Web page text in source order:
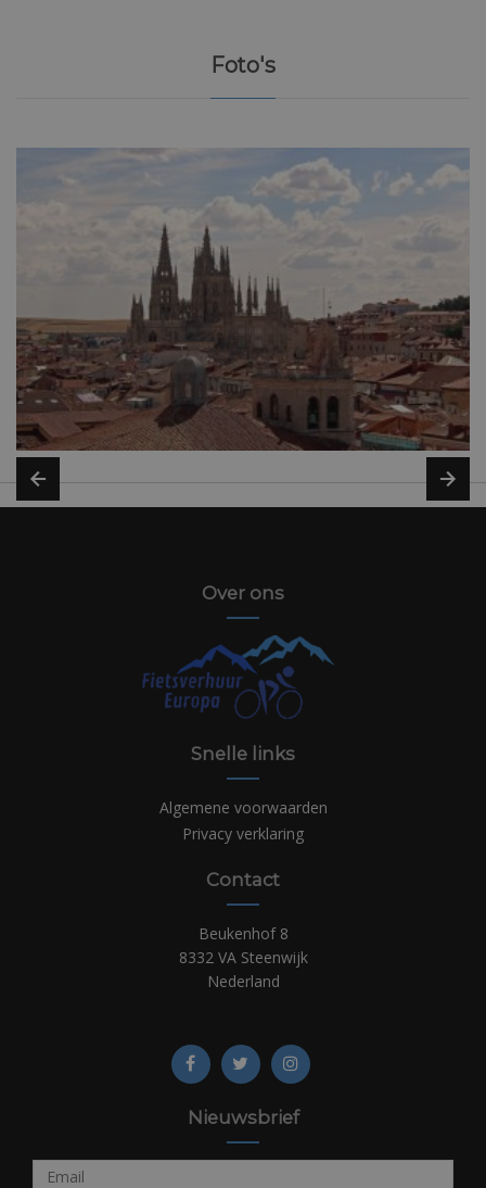
Foto's
Over ons
Snelle links
Algemene voorwaarden
Privacy verklaring
Contact
Beukenhof 8
8332 VA Steenwijk
Nederland
Nieuwsbrief